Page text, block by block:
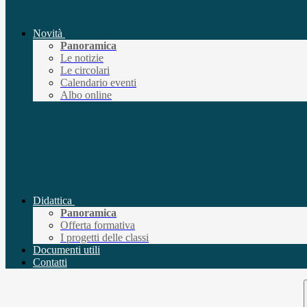
Novità
Panoramica
Le notizie
Le circolari
Calendario eventi
Albo online
Didattica
Panoramica
Offerta formativa
I progetti delle classi
Documenti utili
Contatti